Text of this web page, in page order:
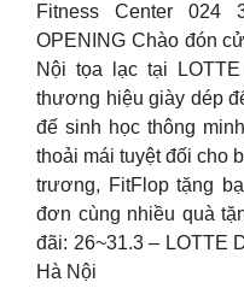
Fitness Center 024
OPENING Chào đón
Nội tọa lạc tại
thương hiệu giày dép
đế sinh học thông
thoải mái tuyệt đối cho
trương, FitFlop tặng
đơn cùng nhiều quà
đãi: 26~31.3 – LOTTE
Hà Nội